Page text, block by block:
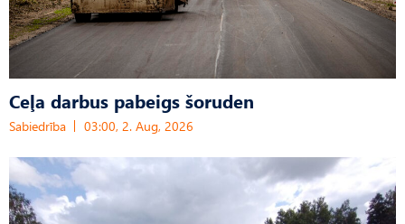
Ceļa darbus pabeigs šoruden
Sabiedrība 03:00, 2. Aug, 2026